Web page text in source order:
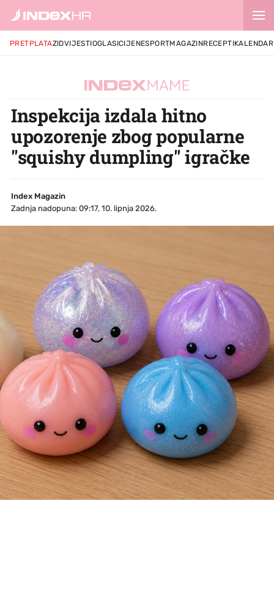
PRETPLATAZIDVIJESTIOGLASICIJENESPORTMAGAZINRECEPTIKALENDAR
Inspekcija izdala hitno
upozorenje zbog popularne
"squishy dumpling" igračke
Index Magazin
Zadnja nadopuna: 09:17, 10. lipnja 2026.